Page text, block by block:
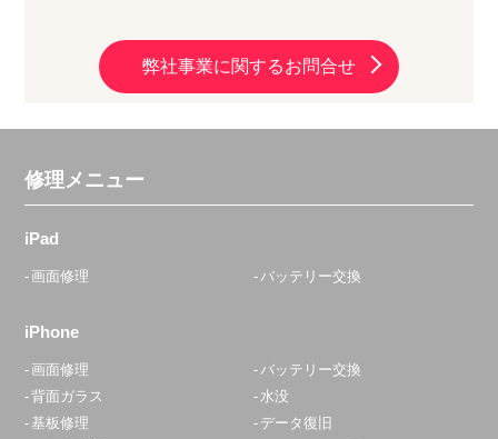
弊社事業に関するお問合せ
修理メニュー
iPad
画面修理 バッテリー交換
iPhone
画面修理
バッテリー交換
背面ガラス
水没
基板修理
データ復旧